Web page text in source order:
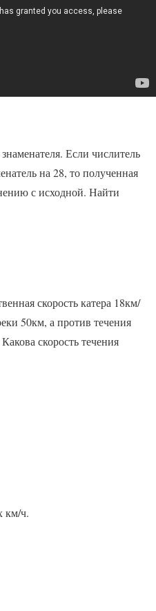
Если числитель
на 28, то полученная
с исходной. Найти
скорость катера 18км/
50км, а против течения
скорость течения
км/ч.